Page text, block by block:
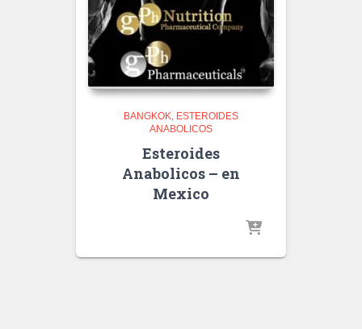
BANGKOK ESTEROIDES
ANABOLICOS
Esteroides
Anabolicos – en
Mexico